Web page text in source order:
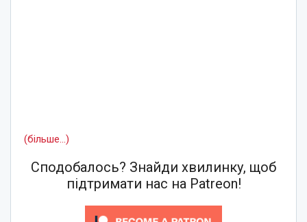
(більше…)
Сподобалось? Знайди хвилинку, щоб
підтримати нас на Patreon!